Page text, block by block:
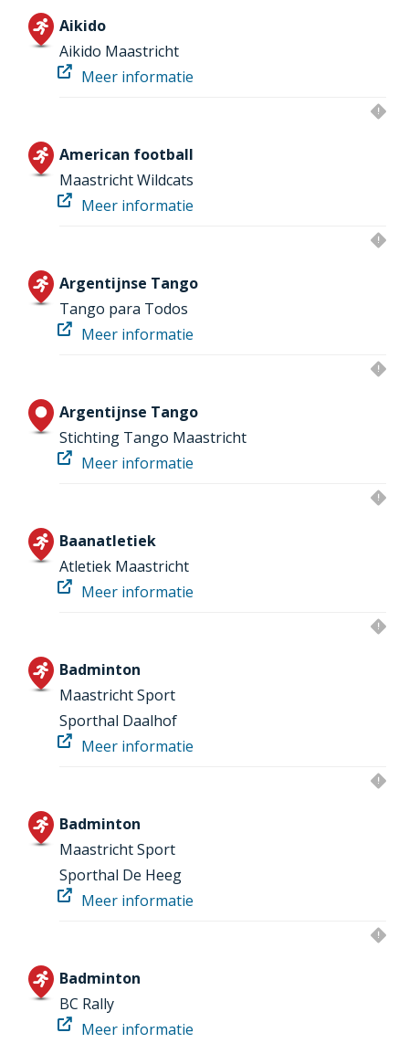
Aikido
Aikido Maastricht
Meer informatie
American football
Maastricht Wildcats
Meer informatie
Argentijnse Tango
Tango para Todos
Meer informatie
Argentijnse Tango
Stichting Tango Maastricht
Meer informatie
Baanatletiek
Atletiek Maastricht
Meer informatie
Badminton
Maastricht Sport
Sporthal Daalhof
Meer informatie
Badminton
Maastricht Sport
Sporthal De Heeg
Meer informatie
Badminton
BC Rally
Meer informatie